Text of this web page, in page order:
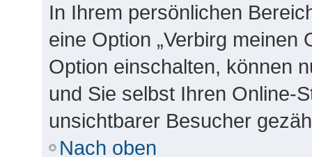
In Ihrem persönlichen
eine Option „Verbirg meinen
Option einschalten, können
und Sie selbst Ihren Online-
unsichtbarer Besucher
Nach oben